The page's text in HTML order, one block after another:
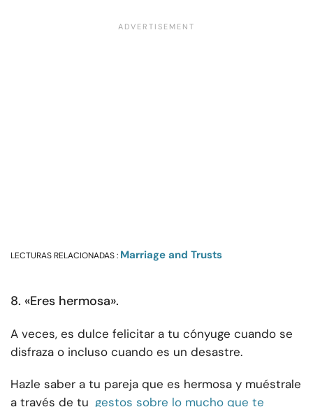
LECTURAS RELACIONADAS : Marriage and Trusts
8. «Eres hermosa».
A veces, es dulce felicitar a tu cónyuge cuando se
disfraza o incluso cuando es un desastre.
Hazle saber a tu pareja que es hermosa y muéstrale
a través de tu gestos sobre lo mucho que te